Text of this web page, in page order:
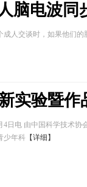
脑电波同
人交谈时，如果他们的
实验暨
电 由中国科学技术协
少年科 【详细】